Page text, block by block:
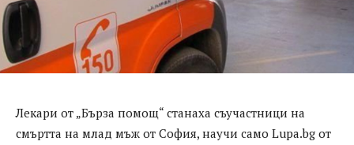
Лекари от „Бърза помощ“ станаха съучастници на
смъртта на млад мъж от София, научи само Lupa.bg от